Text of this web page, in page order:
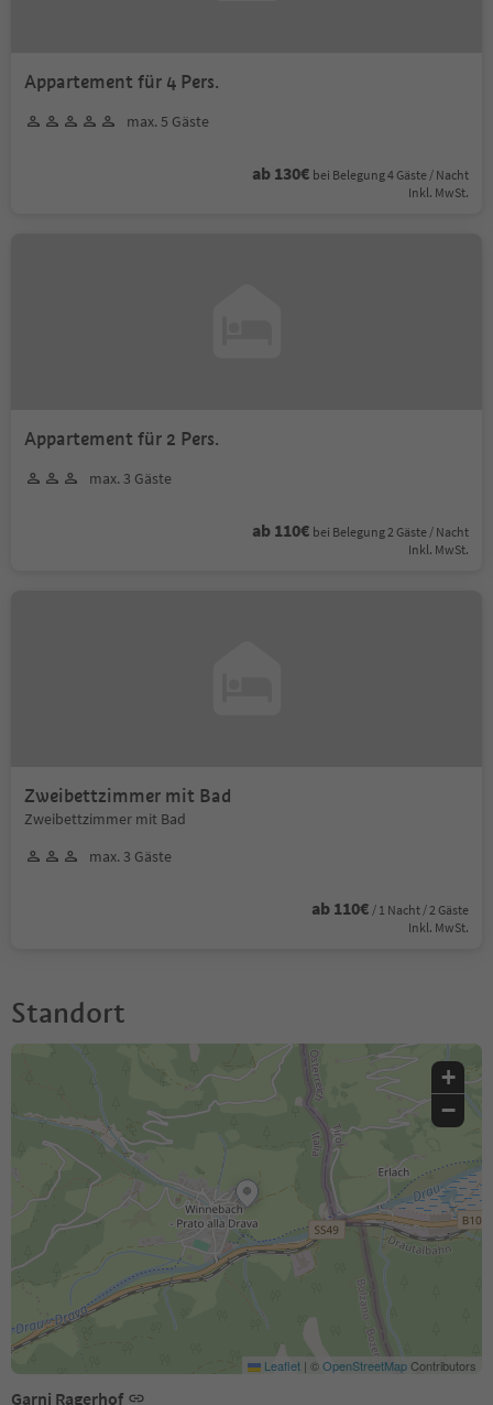
Appartement für 4 Pers.
max. 5 Gäste
ab 130€ bei Belegung 4 Gäste / Nacht
Inkl. MwSt.
Appartement für 2 Pers.
max. 3 Gäste
ab 110€ bei Belegung 2 Gäste / Nacht
Inkl. MwSt.
Zweibettzimmer mit Bad
Zweibettzimmer mit Bad
max. 3 Gäste
ab 110€ / 1 Nacht / 2 Gäste
Inkl. MwSt.
Standort
Garni Ragerhof
+
−
Leaflet | ©OpenStreetMapContributors